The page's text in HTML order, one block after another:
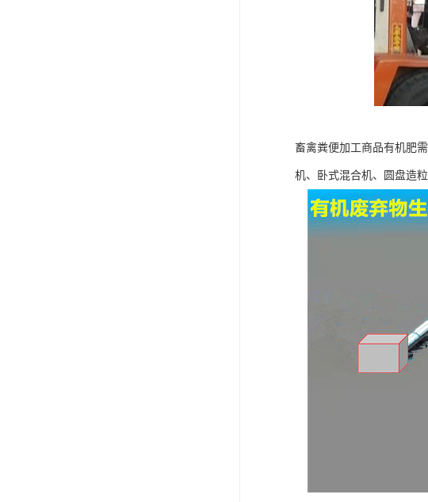
畜禽粪便加工商品有机肥
机、卧式混合机、圆盘造